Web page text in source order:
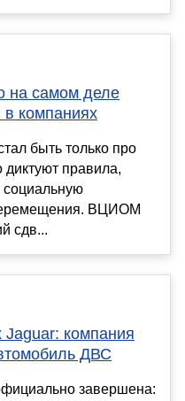
на самом деле
в компаниях
быть только про
диктуют правила,
социальную
ВЦИОМ
сдв...
Jaguar: компания
ДВС
завершена: